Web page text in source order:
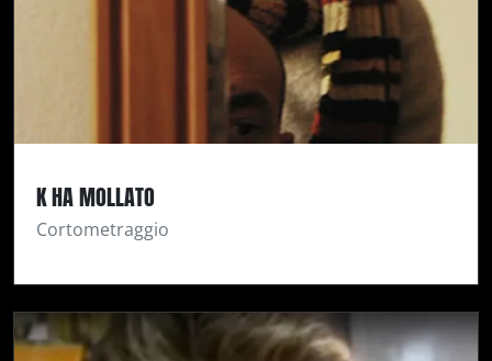
K HA MOLLATO
Cortometraggio